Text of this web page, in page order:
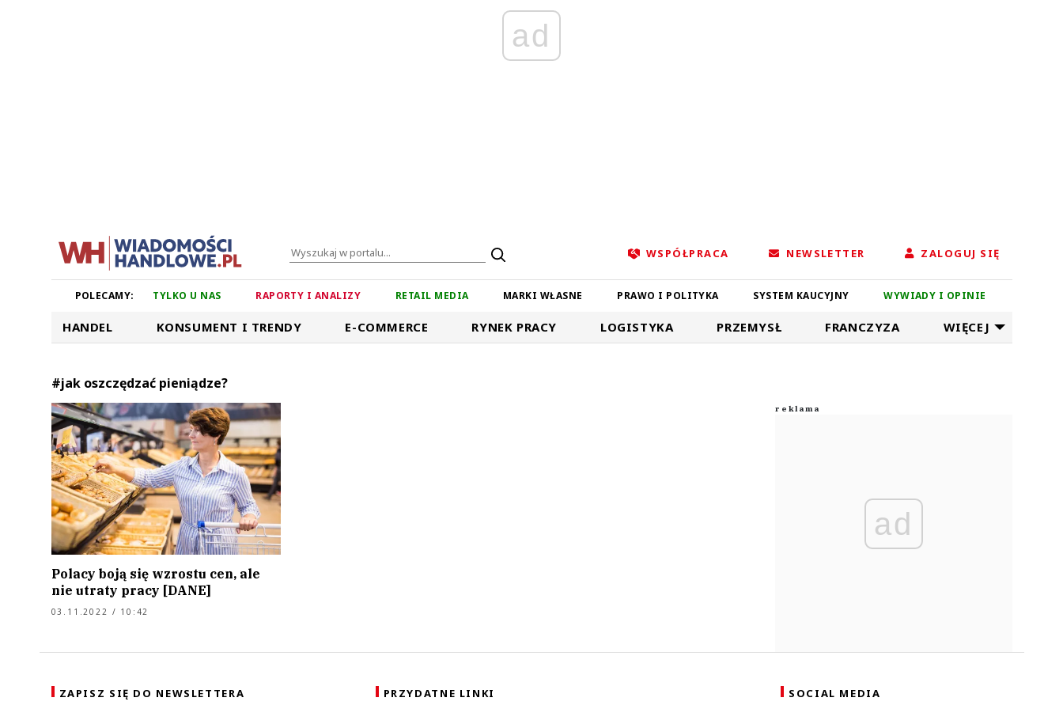
ad
WSPÓŁPRACA NEWSLETTER ZALOGUJ SIĘ
POLECAMY: TYLKO U NAS RAPORTY I ANALIZY RETAIL MEDIA MARKI WŁASNE PRAWO I POLITYKA SYSTEM KAUCYJNY WYWIADY I OPINIE
HANDEL KONSUMENT I TRENDY E-COMMERCE RYNEK PRACY LOGISTYKA PRZEMYSŁ FRANCZYZA WIĘCEJ
#jak oszczędzać pieniądze?
Polacy boją się wzrostu cen, ale
nie utraty pracy [DANE]
03.11.2022 / 10:42
ad
ZAPISZ SIĘ DO NEWSLETTERA PRZYDATNE LINKI SOCIAL MEDIA